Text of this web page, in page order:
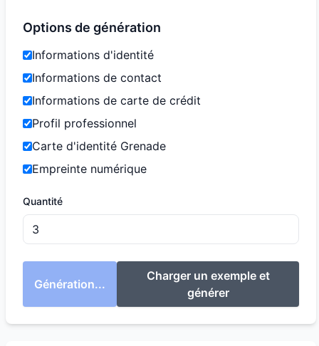
Options de génération
Informations d'identité
Informations de contact
Informations de carte de crédit
Profil professionnel
Carte d'identité Grenade
Empreinte numérique
Quantité
Génération...
Charger un exemple et
générer